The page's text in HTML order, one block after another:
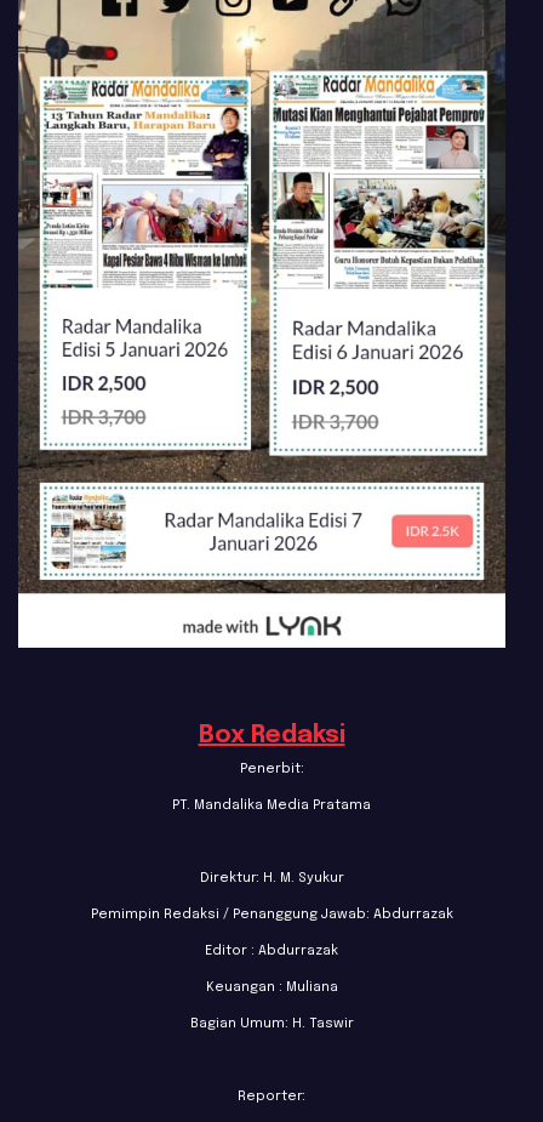
Box Redaksi
Penerbit:
PT. Mandalika Media Pratama
Direktur: H. M. Syukur
Pemimpin Redaksi / Penanggung Jawab: Abdurrazak
Editor : Abdurrazak
Keuangan : Muliana
Bagian Umum: H. Taswir
Reporter: